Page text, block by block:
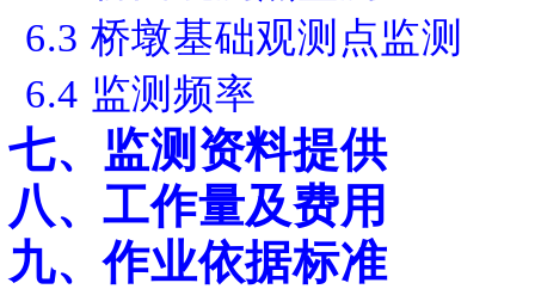
6.3 桥墩基础观测点监测
6.4 监测频率
七、监测资料提供
八、工作量及费用
九、作业依据标准